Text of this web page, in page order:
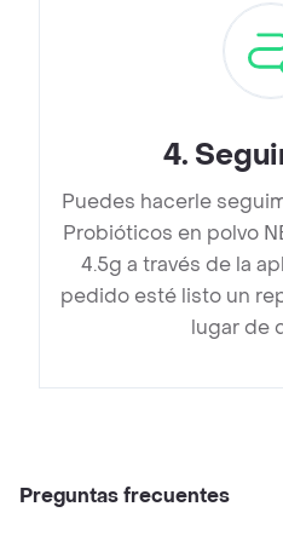
4.
Puedes hacerle
Probióticos en polvo
4.5g a través de la
pedido esté listo un
lugar de
Preguntas frecuentes